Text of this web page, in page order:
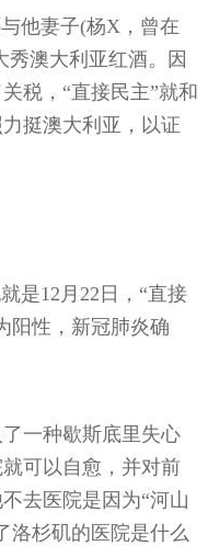
他妻子(杨X，曾在
秀澳大利亚红酒。因
税，“直接民主”就和
挺澳大利亚，以证
12月22日，“直接
阳性，新冠肺炎确
一种歇斯底里失心
可以自愈，并对前
去医院是因为“河山
洛杉矶的医院是什么